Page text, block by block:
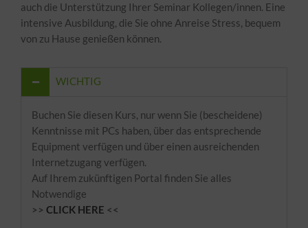
auch die Unterstützung Ihrer Seminar Kollegen/innen. Eine
intensive Ausbildung, die Sie ohne Anreise Stress, bequem
von zu Hause genießen können.
WICHTIG
Buchen Sie diesen Kurs, nur wenn Sie (bescheidene)
Kenntnisse mit PCs haben, über das entsprechende
Equipment verfügen und über einen ausreichenden
Internetzugang verfügen.
Auf Ihrem zukünftigen Portal finden Sie alles
Notwendige
>> CLICK HERE <<